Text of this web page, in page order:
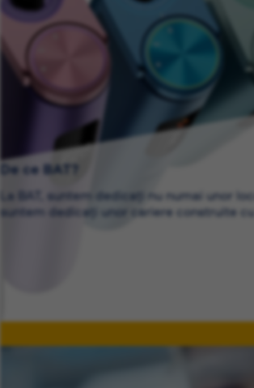
De ce BAT?
La BAT, suntem dedicați nu numai unor
suntem dedicați unor cariere construite